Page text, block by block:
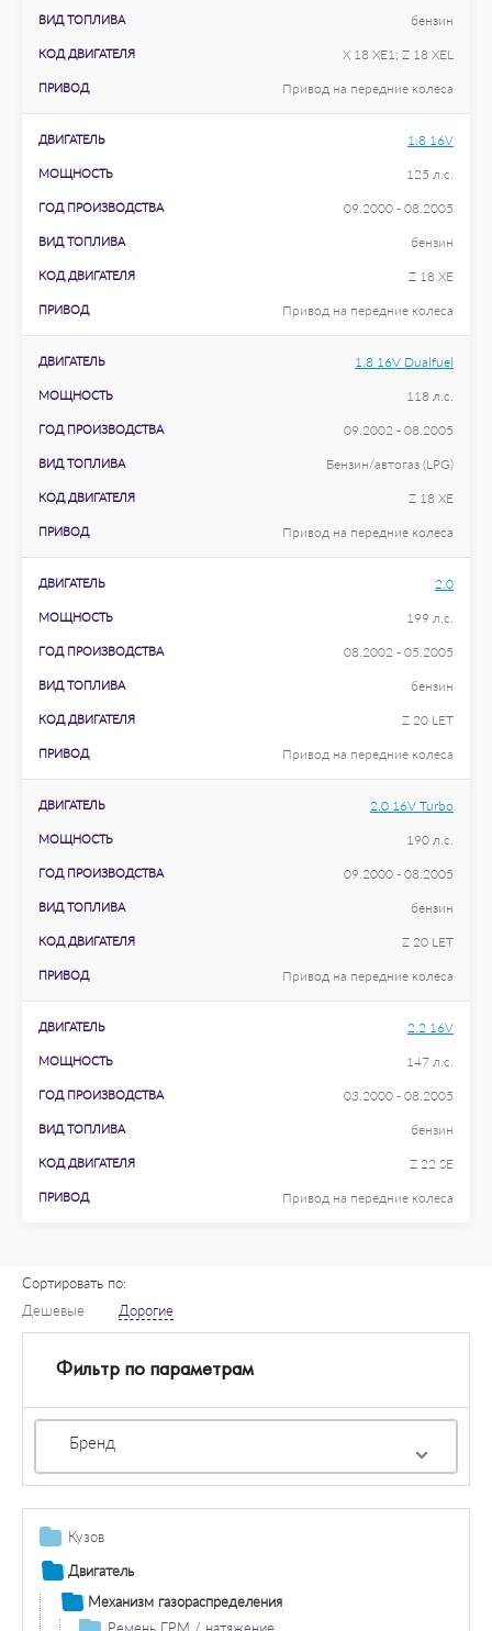
ВИД ТОПЛИВА бензин
КОД ДВИГАТЕЛЯ X 18 XE1; Z 18 XEL
ПРИВОД Привод на передние колеса
ДВИГАТЕЛЬ 1.8 16V
МОЩНОСТЬ 125 л.с.
ГОД ПРОИЗВОДСТВА 09.2000 - 08.2005
ВИД ТОПЛИВА бензин
КОД ДВИГАТЕЛЯ Z 18 XE
ПРИВОД Привод на передние колеса
ДВИГАТЕЛЬ 1.8 16V Dualfuel
МОЩНОСТЬ 118 л.с.
ГОД ПРОИЗВОДСТВА 09.2002 - 08.2005
ВИД ТОПЛИВА Бензин/автогаз (LPG)
КОД ДВИГАТЕЛЯ Z 18 XE
ПРИВОД Привод на передние колеса
ДВИГАТЕЛЬ 2.0
МОЩНОСТЬ 199 л.с.
ГОД ПРОИЗВОДСТВА 08.2002 - 05.2005
ВИД ТОПЛИВА бензин
КОД ДВИГАТЕЛЯ Z 20 LET
ПРИВОД Привод на передние колеса
ДВИГАТЕЛЬ 2.0 16V Turbo
МОЩНОСТЬ 190 л.с.
ГОД ПРОИЗВОДСТВА 09.2000 - 08.2005
ВИД ТОПЛИВА бензин
КОД ДВИГАТЕЛЯ Z 20 LET
ПРИВОД Привод на передние колеса
ДВИГАТЕЛЬ 2.2 16V
МОЩНОСТЬ 147 л.с.
ГОД ПРОИЗВОДСТВА 03.2000 - 08.2005
ВИД ТОПЛИВА бензин
КОД ДВИГАТЕЛЯ Z 22 SE
ПРИВОД Привод на передние колеса
Сортировать по:
Дешевые
Дорогие
Фильтр по параметрам
Бренд
Кузов
Газовые пружины
Дополнительная фара / комплектующие
Противотуманная фара / комплектующие
Система освещения / сигнализация
Двигатель
Механизм газораспределения